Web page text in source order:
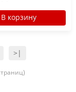
В корзину
>|